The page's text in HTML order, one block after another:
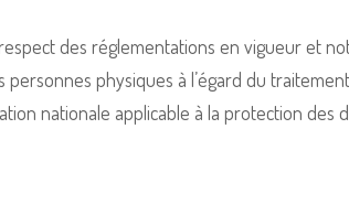
des réglementations en vigueur et
physiques à l’égard du
nationale applicable à la protection des